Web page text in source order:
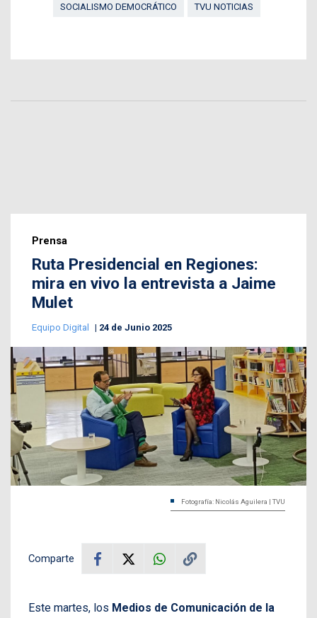
SOCIALISMO DEMOCRÁTICO TVU NOTICIAS
Prensa
Ruta Presidencial en Regiones:
mira en vivo la entrevista a Jaime
Mulet
Equipo Digital 24 de Junio 2025
Fotografía: Nicolás Aguilera | TVU
Comparte
Este martes, los Medios de Comunicación de la